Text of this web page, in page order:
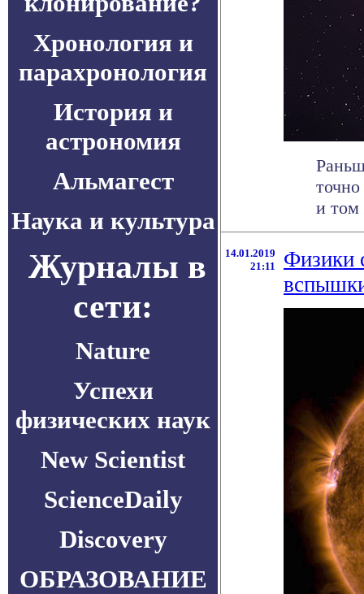
Хронология и
парахронология
История и
астрономия
Альмагест
Наука и культура
Журналы в
сети:
Nature
Успехи
физических наук
New Scientist
ScienceDaily
Discovery
ОБРАЗОВАНИЕ
и том
14.01.2019
21:11
Физики